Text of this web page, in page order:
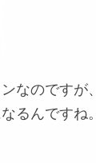
なのですが
るんですね。